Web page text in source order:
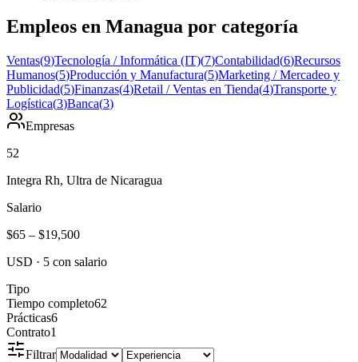
Empleos en Managua por categoría
Ventas(9)Tecnología / Informática (IT)(7)Contabilidad(6)Recursos
Humanos(5)Producción y Manufactura(5)Marketing / Mercadeo y
Publicidad(5)Finanzas(4)Retail / Ventas en Tienda(4)Transporte y
Logística(3)Banca(3)
Empresas
52
Integra Rh, Ultra de Nicaragua
Salario
$65 – $19,500
USD · 5 con salario
Tipo
Tiempo completo62
Prácticas6
Contrato1
Filtrar